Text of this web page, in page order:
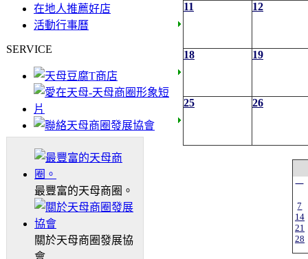
在地人推薦好店
活動行事曆
SERVICE
最豐富的天母商圈。
關於天母商圈發展協
會
11 12
18 19
25 26
一
7
14
21
28